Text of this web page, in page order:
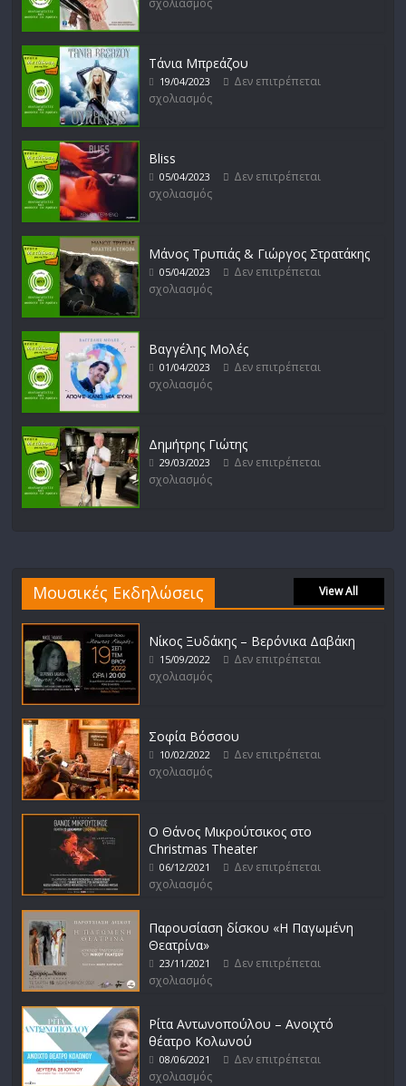
σχολιασμός
Τάνια Μπρεάζου
19/04/2023
Δεν επιτρέπεται
σχολιασμός
Bliss
05/04/2023
Δεν επιτρέπεται
σχολιασμός
Μάνος Τρυπιάς & Γιώργος Στρατάκης
05/04/2023
Δεν επιτρέπεται
σχολιασμός
Βαγγέλης Μολές
01/04/2023
Δεν επιτρέπεται
σχολιασμός
Δημήτρης Γιώτης
29/03/2023
Δεν επιτρέπεται
σχολιασμός
Μουσικές Εκδηλώσεις View All
Νίκος Ξυδάκης – Βερόνικα Δαβάκη
15/09/2022
Δεν επιτρέπεται
σχολιασμός
Σοφία Βόσσου
10/02/2022
Δεν επιτρέπεται
σχολιασμός
Ο Θάνος Μικρούτσικος στο
Christmas Theater
06/12/2021
Δεν επιτρέπεται
σχολιασμός
Παρουσίαση δίσκου «Η Παγωμένη
Θεατρίνα»
23/11/2021
Δεν επιτρέπεται
σχολιασμός
Ρίτα Αντωνοπούλου – Ανοιχτό
θέατρο Κολωνού
08/06/2021
Δεν επιτρέπεται
σχολιασμός